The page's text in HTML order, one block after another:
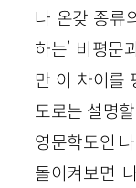
나 온갖 종류
하는’ 비평문
만 이 차이를
도로는 설명
영문학도인
돌이켜보면